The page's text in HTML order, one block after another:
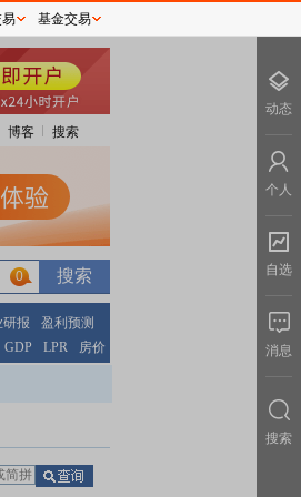
博客 搜索
0
研报
盈利预测
GDP LPR 房价
基金交易
动态
个人
自选
消息
搜索